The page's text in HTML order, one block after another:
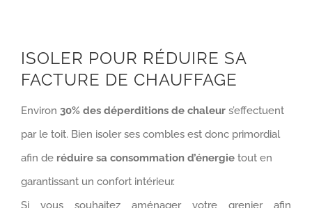
ISOLER POUR RÉDUIRE SA
FACTURE DE CHAUFFAGE
Environ 30% des déperditions de chaleur s’effectuent
par le toit. Bien isoler ses combles est donc primordial
afin de réduire sa consommation d’énergie tout en
garantissant un confort intérieur.
Si vous souhaitez aménager votre grenier afin